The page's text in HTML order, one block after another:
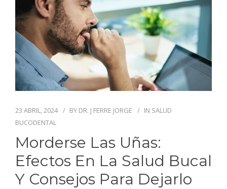
TRATAMIENTOS
FACILIDADES
BLOG
CONTACTO
23 ABRIL, 2024 BY DR. J FERRE JORGE IN SALUD
BUCODENTAL
Morderse Las Uñas:
Efectos En La Salud Bucal
Y Consejos Para Dejarlo